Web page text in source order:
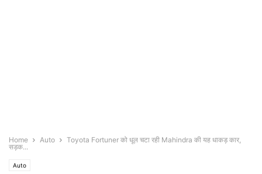
Home Auto
Toyota Fortuner को धूल चटा रही Mahindra की यह धाकड़ कार,
सड़क...
Auto